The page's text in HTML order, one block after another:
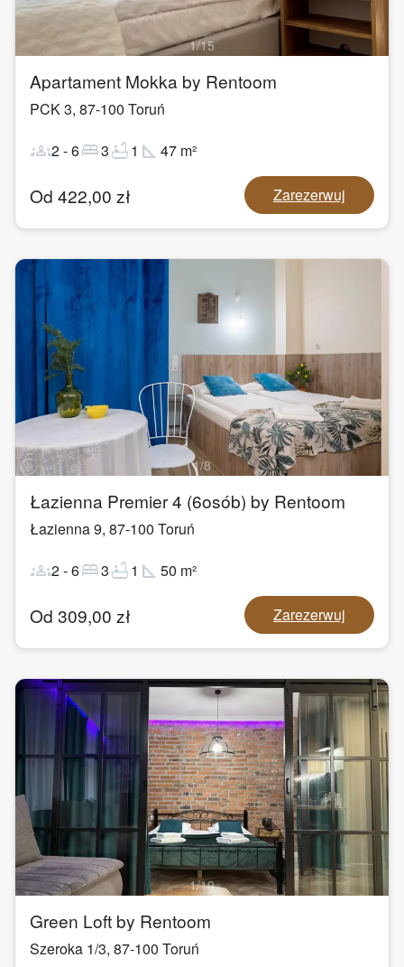
1/15
Apartament Mokka by Rentoom
PCK 3, 87-100 Toruń
groups2-6bed3bathtub1 square_foot 47 m²
Od 422,00 zł Zarezerwuj
1/8
Łazienna Premier 4 (6osób) by Rentoom
Łazienna 9, 87-100 Toruń
groups2-6bed3bathtub1 square_foot 50 m²
Od 309,00 zł Zarezerwuj
1/19
Green Loft by Rentoom
Szeroka 1/3, 87-100 Toruń